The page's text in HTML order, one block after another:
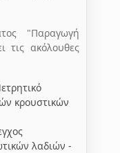
"Παραγωγή
τις ακόλουθες
κρουστικών
λαδιών -